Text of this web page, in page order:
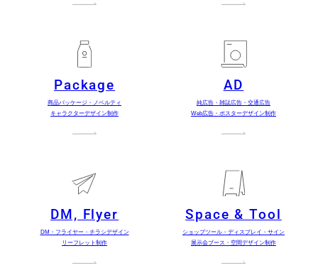
Package
商品パッケージ・ノベルティ
キャラクターデザイン制作
AD
純広告・雑誌広告・交通広告
Web広告・ポスターデザイン制作
DM, Flyer
DM・フライヤー・チラシデザイン
リーフレット制作
Space & Tool
ショップツール・ディスプレイ・サイン
展示会ブース・空間デザイン制作